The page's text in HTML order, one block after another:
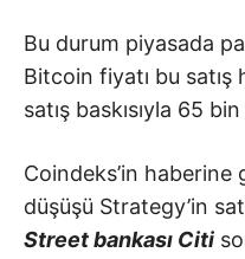
Bu durum piyasada
Bitcoin fiyatı bu satış
satış baskısıyla 65
Coindeks’in haberine
düşüşü Strategy’in
Street bankası Citi